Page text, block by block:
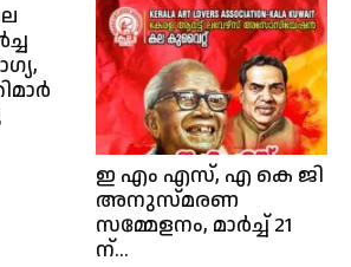
ഇ എം എസ്, എ കെ ജി
അനുസ്മരണ
സമ്മേളനം, മാർച്ച്‌ 21
ന്...